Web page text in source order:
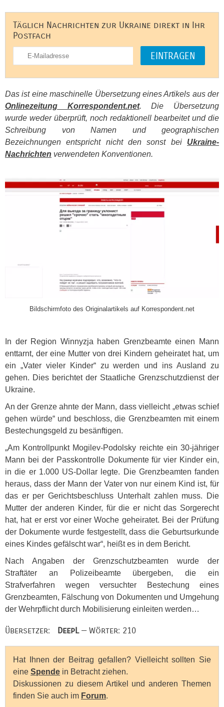
Täglich Nachrichten zur Ukraine direkt in Ihr
Postfach
Das ist eine maschinelle Übersetzung eines Artikels aus der
Onlinezeitung Korrespondent.net. Die Übersetzung
wurde weder überprüft, noch redaktionell bearbeitet und die
Schreibung von Namen und geographischen
Bezeichnungen entspricht nicht den sonst bei Ukraine-
Nachrichten verwendeten Konventionen.
Bildschirmfoto des Originalartikels auf Korrespondent.net
In der Region Winnyzja haben Grenzbeamte einen Mann
enttarnt, der eine Mutter von drei Kindern geheiratet hat, um
ein „Vater vieler Kinder“ zu werden und ins Ausland zu
gehen. Dies berichtet der Staatliche Grenzschutzdienst der
Ukraine.
An der Grenze ahnte der Mann, dass vielleicht „etwas schief
gehen würde“ und beschloss, die Grenzbeamten mit einem
Bestechungsgeld zu besänftigen.
„Am Kontrollpunkt Mogilev-Podolsky reichte ein 30-jähriger
Mann bei der Passkontrolle Dokumente für vier Kinder ein,
in die er 1.000 US-Dollar legte. Die Grenzbeamten fanden
heraus, dass der Mann der Vater von nur einem Kind ist, für
das er per Gerichtsbeschluss Unterhalt zahlen muss. Die
Mutter der anderen Kinder, für die er nicht das Sorgerecht
hat, hat er erst vor einer Woche geheiratet. Bei der Prüfung
der Dokumente wurde festgestellt, dass die Geburtsurkunde
eines Kindes gefälscht war“, heißt es in dem Bericht.
Nach Angaben der Grenzschutzbeamten wurde der
Straftäter an Polizeibeamte übergeben, die ein
Strafverfahren wegen versuchter Bestechung eines
Grenzbeamten, Fälschung von Dokumenten und Umgehung
der Wehrpflicht durch Mobilisierung einleiten werden…
Übersetzer: DeepL— Wörter: 210
Hat Ihnen der Beitrag gefallen? Vielleicht sollten Sie
eine Spende in Betracht ziehen.
Diskussionen zu diesem Artikel und anderen Themen
finden Sie auch im Forum.